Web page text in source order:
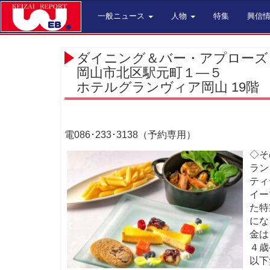
一般ニュース 人物 特集 興信
ダイニング＆バー・アプローズ
岡山市北区駅元町１―５
ホテルグランヴィア岡山 19階
電086･233･3138（予約専用）
◇そ
ラ
テ
イ
た
に
金
４
以